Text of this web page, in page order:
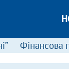
Фінансова